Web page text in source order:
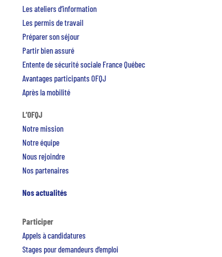
Les ateliers d’information
Les permis de travail
Préparer son séjour
Partir bien assuré
Entente de sécurité sociale France Québec
Avantages participants OFQJ
Après la mobilité
L’OFQJ
Notre mission
Notre équipe
Nous rejoindre
Nos partenaires
Nos actualités
Participer
Appels à candidatures
Stages pour demandeurs d’emploi